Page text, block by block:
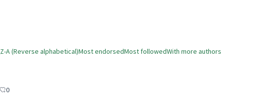
Z-A (Reverse alphabetical)Most endorsedMost followedWith more authors
0